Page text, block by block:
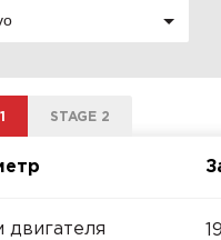
STAGE 2
двигателя